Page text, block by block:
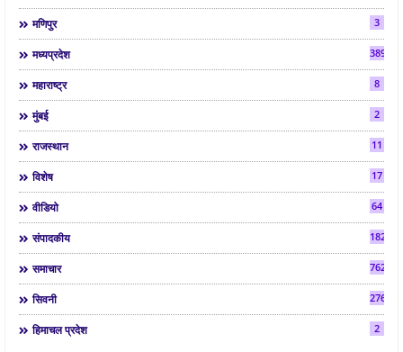
मणिपुर 3
मध्यप्रदेश 3892
महाराष्ट्र 8
मुंबई 2
राजस्थान 11
विशेष 17
वीडियो 64
संपादकीय 182
समाचार 7624
सिवनी 2763
हिमाचल प्रदेश 2